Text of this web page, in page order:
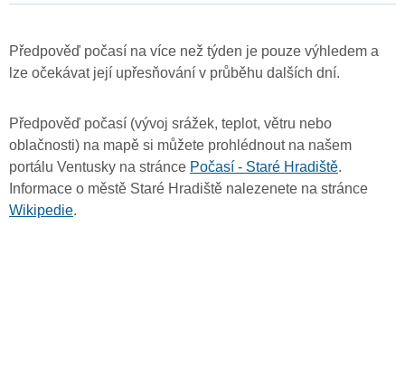
Předpověď počasí na více než týden je pouze výhledem a
lze očekávat její upřesňování v průběhu dalších dní.
Předpověď počasí (vývoj srážek, teplot, větru nebo
oblačnosti) na mapě si můžete prohlédnout na našem
portálu Ventusky na stránce Počasí - Staré Hradiště.
Informace o městě Staré Hradiště nalezenete na stránce
Wikipedie.